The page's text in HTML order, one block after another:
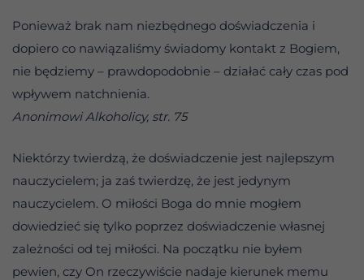
Ponieważ brak nam niezbędnego doświadczenia i
dopiero co nawiązaliśmy świadomy kontakt z Bogiem,
nie będziemy – prawdopodobnie – działać cały czas pod
wpływem natchnienia.
Anonimowi Alkoholicy, str. 75
Niektórzy twierdzą, że doświadczenie jest najlepszym
nauczycielem; ja zaś twierdzę, że jest jedynym
nauczycielem. O miłości Boga do mnie mogłem
dowiedzieć się tylko poprzez doświadczenie własnej
zależności od tej miłości. Na początku nie byłem
pewien, czy On rzeczywiście nadaje kierunek memu